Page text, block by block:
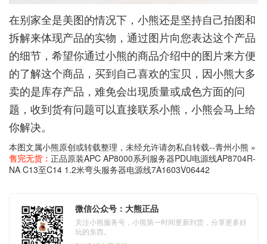
在别家全是美图的情况下，小熊还是坚持自己拍图和
拆解来体现产品的实物，通过图片向您表达这个产品
的细节，希望你通过小熊的商品介绍中的图片来方便
的了解这个商品，买到自己喜欢的宝贝，因小熊大多
卖的是库存产品，难免会出现质量或成色方面的问
题，收到货有问题可以直接联系小熊，小熊会马上给
你解决。
本图文属小熊原创或转载整理，未经允许请勿私自转载--青州小熊 »
售完无货： 正品原装APC AP8000系列服务器PDU电源线AP8704R-
NA C13至C14 1.2米弯头服务器电源线7A1603V06442
微信公众号：大熊正品
关注小熊服务号，小熊第一时间更新到货，分享更多好
玩的东西。